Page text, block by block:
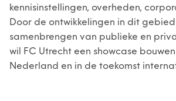
kennisinstellingen, overheden,
Door de ontwikkelingen in dit
samenbrengen van publieke en
wil FC Utrecht een showcase
Nederland en in de toekomst